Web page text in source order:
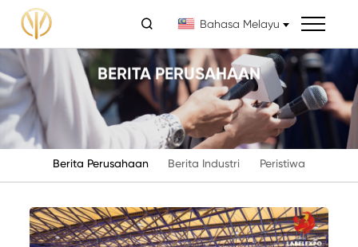
 Bahasa Melayu
BERITA PERUSAHAAN
Berita Perusahaan Berita Industri Peristiwa